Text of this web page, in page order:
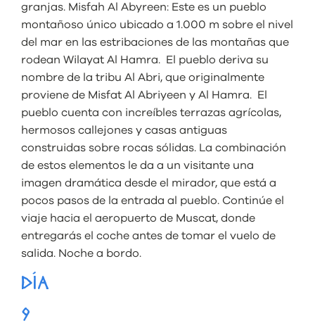
granjas. Misfah Al Abyreen: Este es un pueblo
montañoso único ubicado a 1.000 m sobre el nivel
del mar en las estribaciones de las montañas que
rodean Wilayat Al Hamra. El pueblo deriva su
nombre de la tribu Al Abri, que originalmente
proviene de Misfat Al Abriyeen y Al Hamra. El
pueblo cuenta con increíbles terrazas agrícolas,
hermosos callejones y casas antiguas
construidas sobre rocas sólidas. La combinación
de estos elementos le da a un visitante una
imagen dramática desde el mirador, que está a
pocos pasos de la entrada al pueblo. Continúe el
viaje hacia el aeropuerto de Muscat, donde
entregarás el coche antes de tomar el vuelo de
salida. Noche a bordo.
DÍA
9